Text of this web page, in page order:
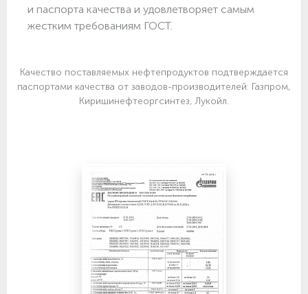
и паспорта качества и удовлетворяет самым
жестким требованиям ГОСТ.
Качество поставляемых нефтепродуктов подтверждается
паспортами качества от заводов-производителей: Газпром,
Киришинефтеоргсинтез, Лукойл.